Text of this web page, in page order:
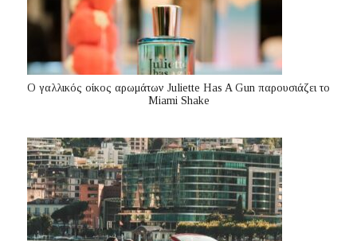
Ο γαλλικός οίκος αρωμάτων Juliette Has A Gun παρουσιάζει το
Miami Shake